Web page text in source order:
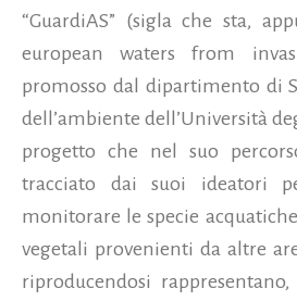
“GuardiAS” (sigla che sta,
european waters from
promosso dal dipartimento di
dell’ambiente dell’Università
progetto che nel suo
tracciato dai suoi ideatori
monitorare le specie
vegetali provenienti da altre
riproducendosi